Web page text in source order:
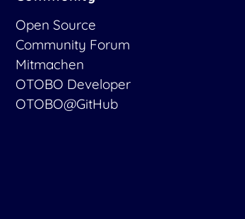
Open Source
Community Forum
Mitmachen
OTOBO Developer
OTOBO@GitHub